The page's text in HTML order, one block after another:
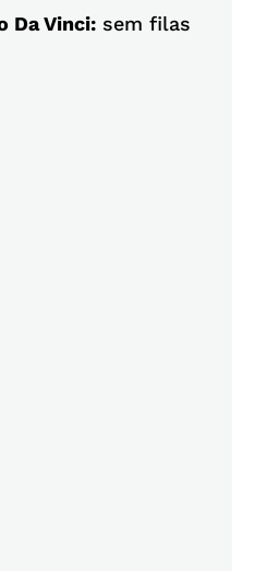
Da Vinci:sem filas